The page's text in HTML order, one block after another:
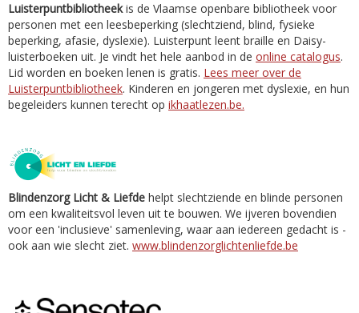
Luisterpuntbibliotheekis de Vlaamse openbare bibliotheek voor
personen met een leesbeperking (slechtziend, blind, fysieke
beperking, afasie, dyslexie). Luisterpunt leent braille en Daisy-
luisterboeken uit. Je vindt het hele aanbod in de online catalogus.
Lid worden en boeken lenen is gratis. Lees meer over de
Luisterpuntbibliotheek. Kinderen en jongeren met dyslexie, en hun
begeleiders kunnen terecht op ikhaatlezen.be.
Blindenzorg Licht & Liefde helpt slechtziende en blinde personen
om een kwaliteitsvol leven uit te bouwen. We ijveren bovendien
voor een 'inclusieve' samenleving, waar aan iedereen gedacht is -
ook aan wie slecht ziet. www.blindenzorglichtenliefde.be